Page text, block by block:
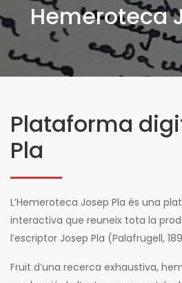
Hemeroteca
Plataforma
Pla
L’Hemeroteca Josep Pla és una
interactiva que reuneix tota la
l’escriptor Josep Pla (Palafrugell,
Fruit d’una recerca exhaustiva,